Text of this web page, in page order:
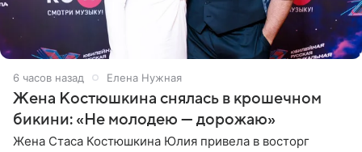
6 часов назад Елена Нужная
Жена Костюшкина снялась в крошечном
бикини: «Не молодею — дорожаю»
Жена Стаса Костюшкина Юлия привела в восторг